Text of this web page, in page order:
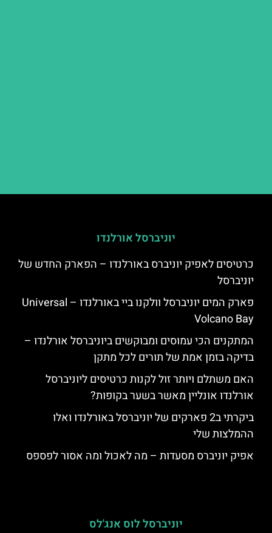
יוניברסל אורלנדו
כרטיסים לאפיק יוניברס באורלנדו – הפארק החדש של
יוניברסל
פארק המים יוניברסל וולקנו ביי באורלנדו – Universal
Volcano Bay
המתקנים הכי עמוסים ומבוקשים ביוניברסל אורלנדו –
בדיקה בזמן אמת של תורים לכל מתקן
האם משתלם ויותר זול לקנות כרטיסים ליוניברסל
אורלנדו אונליין מאשר בשער בקופות?
ביקרתי ב2 פארקים של יוניברסל באורלנדו ואלו
ההמלצות שלי
אפיק יוניברס מסעדות – מה לאכול ומה אסור לפספס
יוניברסל לוס אנג'לס